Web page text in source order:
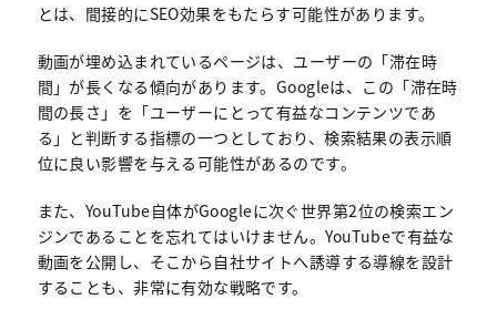
とは、間接的にSEO効果をもたらす可能性があります。
動画が埋め込まれているページは、ユーザーの「滞在時
間」が長くなる傾向があります。Googleは、この「滞在時
間の長さ」を「ユーザーにとって有益なコンテンツであ
る」と判断する指標の一つとしており、検索結果の表示順
位に良い影響を与える可能性があるのです。
また、YouTube自体がGoogleに次ぐ世界第2位の検索エン
ジンであることを忘れてはいけません。YouTubeで有益な
動画を公開し、そこから自社サイトへ誘導する導線を設計
することも、非常に有効な戦略です。